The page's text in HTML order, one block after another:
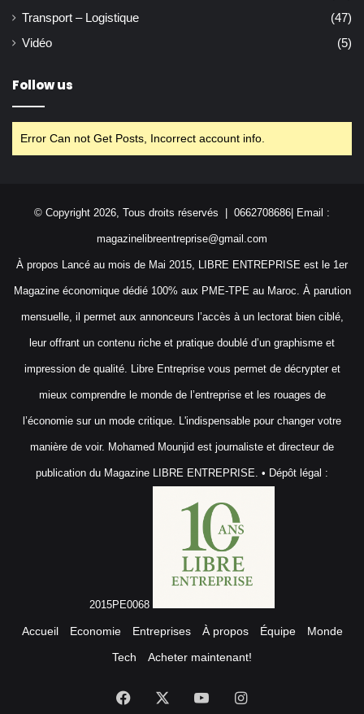
Transport – Logistique
(47)
Vidéo
(5)
Follow us
Error Can not Get Posts, Incorrect account info.
© Copyright 2026, Tous droits réservés | 0662708686| Email :
magazinelibreentreprise@gmail.com
À propos Lancé au mois de Mai 2015, LIBRE ENTREPRISE est le 1er
Magazine économique dédié 100% aux PME-TPE au Maroc. À parution
mensuelle, il permet aux annonceurs l’accès à un lectorat bien ciblé,
leur offrant un contenu riche et pratique doublé d’un graphisme et
impression de qualité. Libre Entreprise vous permet de décrypter et
mieux comprendre le monde de l’entreprise et les rouages de
l’économie sur un mode critique. L'indispensable pour changer votre
manière de voir. Mohamed Mounjid est journaliste et directeur de
publication du Magazine LIBRE ENTREPRISE. • Dépôt légal :
2015PE0068
Accueil Economie Entreprises À propos Équipe
Monde
Tech
Acheter maintenant!
Facebook YouTubeInstagram